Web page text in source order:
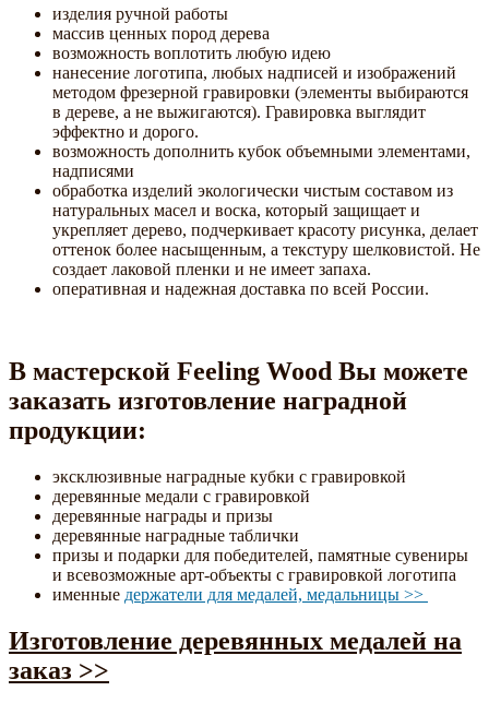
изделия ручной работы
массив ценных пород дерева
возможность воплотить любую идею
нанесение логотипа, любых надписей и изображений
методом фрезерной гравировки (элементы выбираются
в дереве, а не выжигаются). Гравировка выглядит
эффектно и дорого.
возможность дополнить кубок объемными элементами,
надписями
обработка изделий экологически чистым составом из
натуральных масел и воска, который защищает и
укрепляет дерево, подчеркивает красоту рисунка, делает
оттенок более насыщенным, а текстуру шелковистой. Не
создает лаковой пленки и не имеет запаха.
оперативная и надежная доставка по всей России.
В мастерской Feeling Wood Вы можете
заказать изготовление наградной
продукции:
эксклюзивные наградные кубки с гравировкой
деревянные медали с гравировкой
деревянные награды и призы
деревянные наградные таблички
призы и подарки для победителей, памятные сувениры
и всевозможные арт-объекты с гравировкой логотипа
именные держатели для медалей, медальницы >>
Изготовление деревянных медалей на
заказ >>